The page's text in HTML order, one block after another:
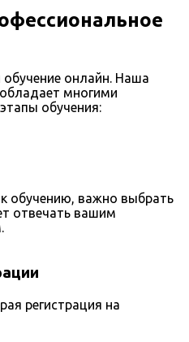
онлайн. Наша
многими
обучения:
обучению, важно выбрать
отвечать вашим
регистрация на